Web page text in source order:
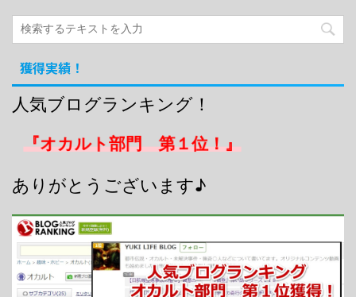
獲得実績！
人気ブログランキング！
『オカルト部門 第１位！』
ありがとうございます♪